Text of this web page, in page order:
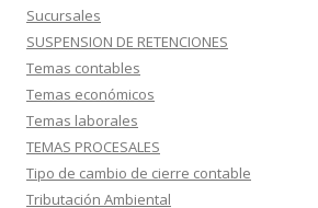
Sucursales
SUSPENSION DE RETENCIONES
Temas contables
Temas económicos
Temas laborales
TEMAS PROCESALES
Tipo de cambio de cierre contable
Tributación Ambiental